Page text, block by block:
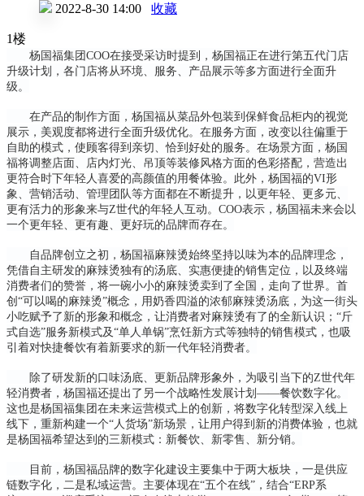
2022-8-30 14:00 收藏
1楼
杨国福集团COO在接受采访时提到，杨国福正在进行第五代门店
升级计划，各门店将从环境、服务、产品展示等多方面进行全面升
级。
在产品的制作方面，杨国福从菜品外包装到保鲜食品柜内的视觉
展示，美观度都将进行全面升级优化。在服务方面，改变以往偏重于
自助的模式，使顾客得到亲切、恰到好处的服务。在场景方面，杨国
福将调整店面、店内灯光、吊顶等装修风格方面的色彩搭配，营造出
更符合时下年轻人喜爱的高颜值的用餐体验。此外，杨国福的VI形
象、营销活动、管理团队等方面都在不断提升，以更年轻、更多元、
更有活力的形象来与Z世代的年轻人互动。COO表示，杨国福未来会以
一个更年轻、更有趣、更好玩的品牌而存在。
自品牌创立之初，杨国福麻辣烫始终坚持以味为本的品牌理念，
凭借自主研发的麻辣烫独有的汤底、实惠便捷的销售定位，以及终端
消费者们的赞誉，将一碗小小的麻辣烫卖到了全国，走向了世界。首
创“可以喝的麻辣烫”概念，用奶香四溢的浓郁麻辣烫汤底，为这一街头
小吃赋予了新的形象和概念，让消费者对麻辣烫有了的全新认识；“斤
式自选”服务新模式及“单人单锅”烹饪新方式等独特的销售模式，也吸
引着对快捷餐饮有着新要求的新一代年轻消费者。
除了研发新的口味汤底、更新品牌形象外，为吸引当下的Z世代年
轻消费者，杨国福还提出了另一个战略性发展计划——餐饮数字化。
这也是杨国福集团在未来运营模式上的创新，将数字化转型深入线上
线下，重新构建一个“人货场”新场景，让用户得到新的消费体验，也就
是杨国福希望达到的三新模式：新餐饮、新零售、新分销。
目前，杨国福品牌的数字化建设主要集中于两大板块，一是供应
链数字化，二是私域运营。主要体现在“五个在线”，结合“ERP系